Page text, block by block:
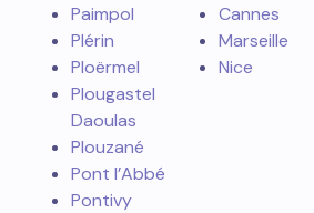
Paimpol
Plérin
Ploërmel
Plougastel
Daoulas
Plouzané
Pont l’Abbé
Pontivy
Cannes
Marseille
Nice